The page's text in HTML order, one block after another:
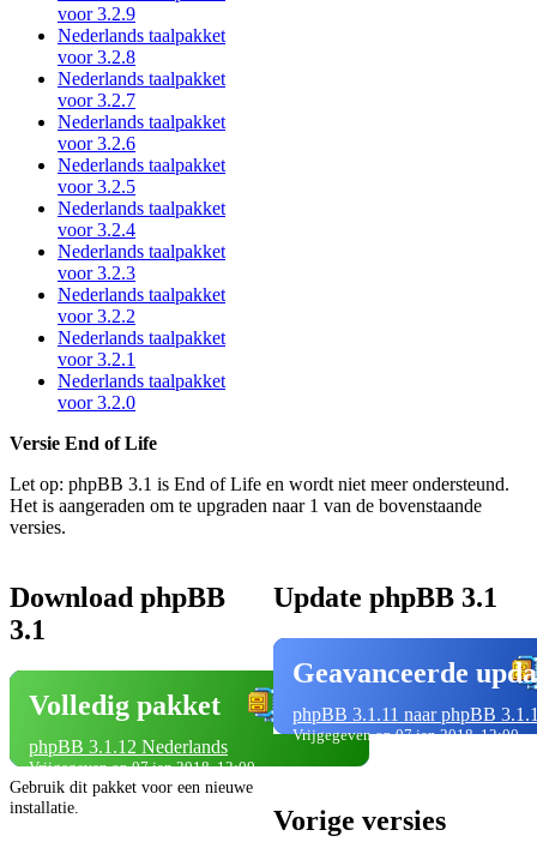
voor 3.2.9
Nederlands taalpakket
voor 3.2.8
Nederlands taalpakket
voor 3.2.7
Nederlands taalpakket
voor 3.2.6
Nederlands taalpakket
voor 3.2.5
Nederlands taalpakket
voor 3.2.4
Nederlands taalpakket
voor 3.2.3
Nederlands taalpakket
voor 3.2.2
Nederlands taalpakket
voor 3.2.1
Nederlands taalpakket
voor 3.2.0
Versie End of Life
Let op: phpBB 3.1 is End of Life en wordt niet meer ondersteund.
Het is aangeraden om te upgraden naar 1 van de bovenstaande
versies.
Download phpBB
3.1
Volledig pakket
phpBB 3.1.12 Nederlands
Vrijgegeven op 07 jan 2018, 12:00
Gebruik dit pakket voor een nieuwe
installatie.
Update phpBB 3.1
Geavanceerde
phpBB 3.1.11 naar phpBB
Vrijgegeven op 07 jan 2018, 12:00
Vorige versies